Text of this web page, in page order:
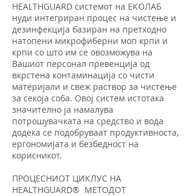
HEALTHGUARD системот на ЕКОЛАБ
нуди интегриран процес на чистење и
дезинфекција базиран на претходно
натопени микрофиберни моп крпи и
крпи со што им се овозможува на
Вашиот персонал превенција од
вкрстена контаминација со чисти
материјали и свеж раствор за чистење
за секоја соба. Овој систем истотака
значително ја намалува
потрошувачката на средство и вода
додека се подобруваат продуктивноста,
ергономијата и безбедност на
корисникот.
ПРОЦЕСНИОТ ЦИКЛУС НА
HEALTHGUARD® МЕТОДОТ